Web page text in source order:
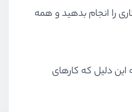
را انجام بدهید و همه
دلیل که کارهای